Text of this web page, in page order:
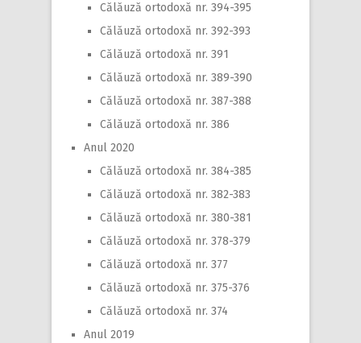
Călăuză ortodoxă nr. 394-395
Călăuză ortodoxă nr. 392-393
Călăuză ortodoxă nr. 391
Călăuză ortodoxă nr. 389-390
Călăuză ortodoxă nr. 387-388
Călăuză ortodoxă nr. 386
Anul 2020
Călăuză ortodoxă nr. 384-385
Călăuză ortodoxă nr. 382-383
Călăuză ortodoxă nr. 380-381
Călăuză ortodoxă nr. 378-379
Călăuză ortodoxă nr. 377
Călăuză ortodoxă nr. 375-376
Călăuză ortodoxă nr. 374
Anul 2019